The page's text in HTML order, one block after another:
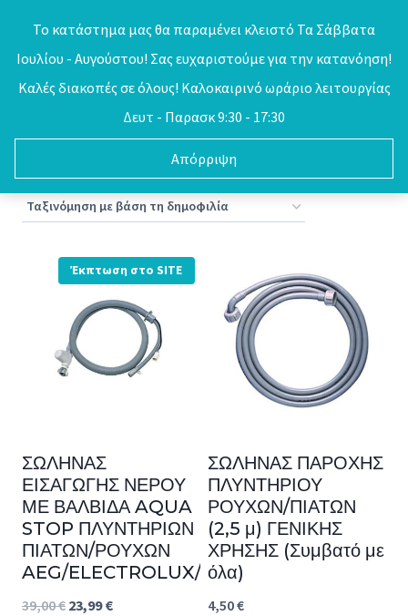
Το κατάστημα μας θα παραμένει κλειστό Τα Σάββατα
Ιουλίου - Αυγούστου! Σας ευχαριστούμε για την κατανόηση!
Καλές διακοπές σε όλους! Καλοκαιρινό ωράριο λειτουργίας
Δευτ - Παρασκ 9:30 - 17:30
Απόρριψη
0
Προβάλλονται όλα - 8 αποτελέσματα Sorted
by
popularity
Έκπτωση στο SITE
ΣΩΛΗΝΑΣ
ΕΙΣΑΓΩΓΗΣ ΝΕΡΟΥ
ΜΕ ΒΑΛΒΙΔΑ AQUA
STOP ΠΛΥΝΤΗΡΙΩΝ
ΠΙΑΤΩΝ/ΡΟΥΧΩΝ
AEG/ELECTROLUX/ZANUSSI
39,00€ Original
23,99€Η
ΣΩΛΗΝΑΣ ΠΑΡΟΧΗΣ
ΠΛΥΝΤΗΡΙΟΥ
ΡΟΥΧΩΝ/ΠΙΑΤΩΝ
(2,5 μ) ΓΕΝΙΚΗΣ
ΧΡΗΣΗΣ (Συμβατό με
όλα)
4,50€